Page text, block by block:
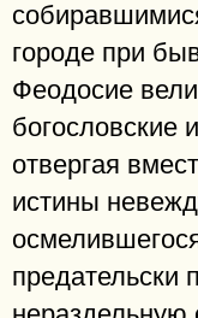
городе при
Феодосие
богословские
отвергая
истины
предательски